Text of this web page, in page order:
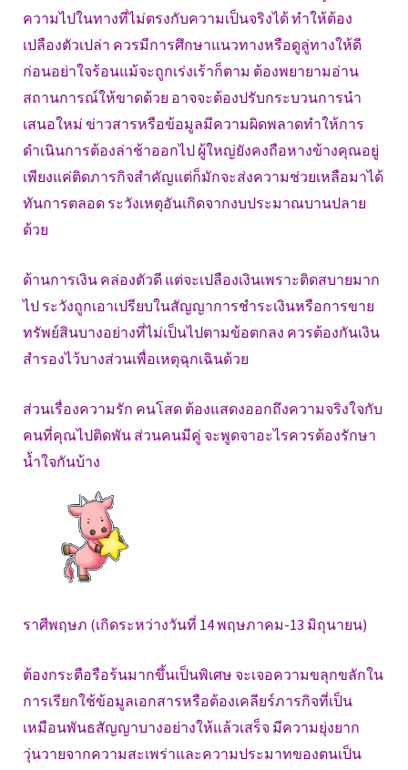
ความไปในทางที่ไม่ตรงกับความเป็นจริงได้ ทำให้ต้อง
เปลืองตัวเปล่า ควรมีการศึกษาแนวทางหรือดูลู่ทางให้ดี
ก่อนอย่าใจร้อนแม้จะถูกเร่งเร้าก็ตาม ต้องพยายามอ่าน
สถานการณ์ให้ขาดด้วย อาจจะต้องปรับกระบวนการนำ
เสนอใหม่ ข่าวสารหรือข้อมูลมีความผิดพลาดทำให้การ
ดำเนินการต้องล่าช้าออกไป ผู้ใหญ่ยังคงถือหางข้างคุณอยู่
เพียงแค่ติดภารกิจสำคัญแต่ก็มักจะส่งความช่วยเหลือมาได้
ทันการตลอด ระวังเหตุอันเกิดจากงบประมาณบานปลาย
ด้วย
ด้านการเงิน คล่องตัวดี แต่จะเปลืองเงินเพราะติดสบายมาก
ไป ระวังถูกเอาเปรียบในสัญญาการชำระเงินหรือการขาย
ทรัพย์สินบางอย่างที่ไม่เป็นไปตามข้อตกลง ควรต้องกันเงิน
สำรองไว้บางส่วนเพื่อเหตุฉุกเฉินด้วย
ส่วนเรื่องความรัก คนโสด ต้องแสดงออกถึงความจริงใจกับ
คนที่คุณไปติดพัน ส่วนคนมีคู่ จะพูดจาอะไรควรต้องรักษา
น้ำใจกันบ้าง
ราศีพฤษภ (เกิดระหว่างวันที่ 14 พฤษภาคม-13 มิถุนายน)
ต้องกระตือรือร้นมากขึ้นเป็นพิเศษ จะเจอความขลุกขลักใน
การเรียกใช้ข้อมูลเอกสารหรือต้องเคลียร์ภารกิจที่เป็น
เหมือนพันธสัญญาบางอย่างให้แล้วเสร็จ มีความยุ่งยาก
วุ่นวายจากความสะเพร่าและความประมาทของตนเป็น